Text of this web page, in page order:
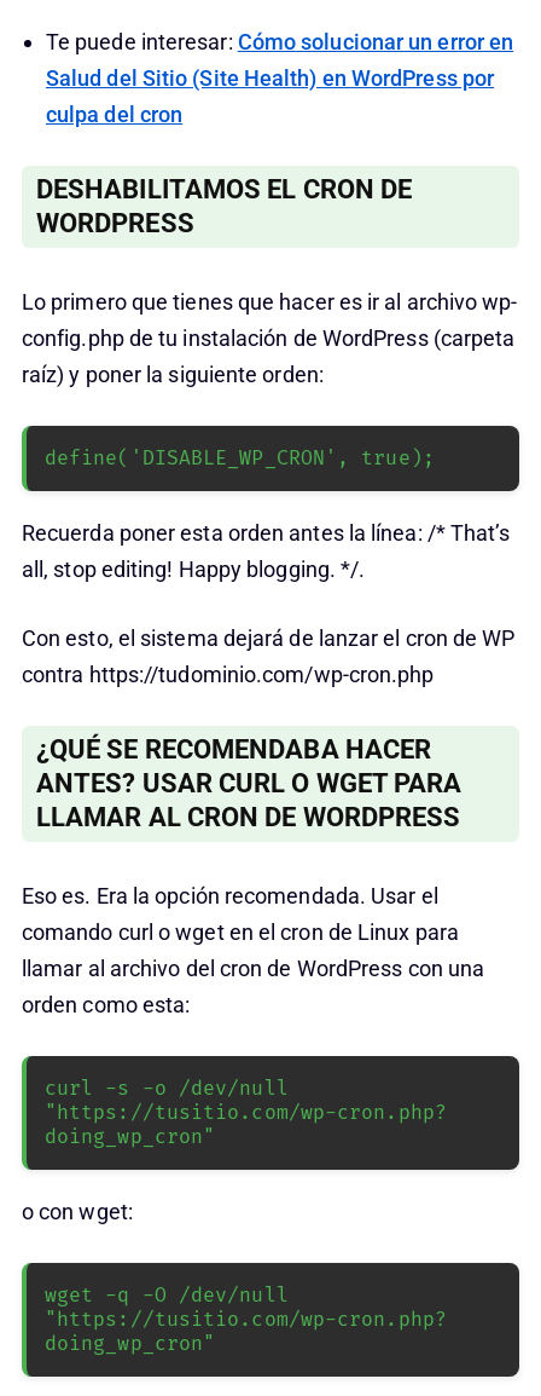
Te puede interesar: Cómo solucionar un error en
Salud del Sitio (Site Health) en WordPress por
culpa del cron
DESHABILITAMOS EL CRON DE
WORDPRESS
Lo primero que tienes que hacer es ir al archivo wp-
config.php de tu instalación de WordPress (carpeta
raíz) y poner la siguiente orden:
define('DISABLE_WP_CRON', true);
Recuerda poner esta orden antes la línea: /* That’s
all, stop editing! Happy blogging. */.
Con esto, el sistema dejará de lanzar el cron de WP
contra https://tudominio.com/wp-cron.php
¿QUÉ SE RECOMENDABA HACER
ANTES? USAR CURL O WGET PARA
LLAMAR AL CRON DE WORDPRESS
Eso es. Era la opción recomendada. Usar el
comando curl o wget en el cron de Linux para
llamar al archivo del cron de WordPress con una
orden como esta:
curl -s -o /dev/null
"https://tusitio.com/wp-cron.php?
doing_wp_cron"
o con wget:
wget -q -O /dev/null
"https://tusitio.com/wp-cron.php?
doing_wp_cron"